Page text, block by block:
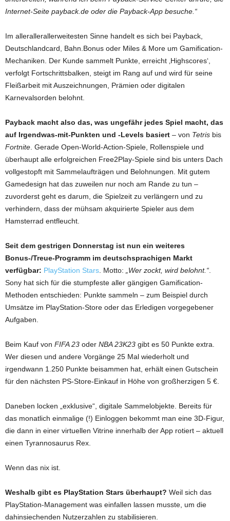
Internet-Seite payback.de oder die Payback-App besuche.“
Im allerallerallerweitesten Sinne handelt es sich bei Payback,
Deutschlandcard, Bahn.Bonus oder Miles & More um Gamification-
Mechaniken. Der Kunde sammelt Punkte, erreicht ‚Highscores‘,
verfolgt Fortschrittsbalken, steigt im Rang auf und wird für seine
Fleißarbeit mit Auszeichnungen, Prämien oder digitalen
Karnevalsorden belohnt.
Payback macht also das, was ungefähr jedes Spiel macht, das
auf Irgendwas-mit-Punkten und -Levels basiert – von Tetris bis
Fortnite . Gerade Open-World-Action-Spiele, Rollenspiele und
überhaupt alle erfolgreichen Free2Play-Spiele sind bis unters Dach
vollgestopft mit Sammelaufträgen und Belohnungen. Mit gutem
Gamedesign hat das zuweilen nur noch am Rande zu tun –
zuvorderst geht es darum, die Spielzeit zu verlängern und zu
verhindern, dass der mühsam akquirierte Spieler aus dem
Hamsterrad entfleucht.
Seit dem gestrigen Donnerstag ist nun ein weiteres
Bonus-/Treue-Programm im deutschsprachigen Markt
verfügbar: PlayStation Stars . Motto: „Wer zockt, wird belohnt.“
Sony hat sich für die stumpfeste aller gängigen Gamification-
Methoden entschieden: Punkte sammeln – zum Beispiel durch
Umsätze im PlayStation-Store oder das Erledigen vorgegebener
Aufgaben.
Beim Kauf von FIFA 23 oder NBA 23K23 gibt es 50 Punkte extra.
Wer diesen und andere Vorgänge 25 Mal wiederholt und
irgendwann 1.250 Punkte beisammen hat, erhält einen Gutschein
für den nächsten PS-Store-Einkauf in Höhe von großherzigen 5 €.
Daneben locken „exklusive“, digitale Sammelobjekte. Bereits für
das monatlich einmalige (!) Einloggen bekommt man eine 3D-Figur,
die dann in einer virtuellen Vitrine innerhalb der App rotiert – aktuell
einen Tyrannosaurus Rex.
Wenn das nix ist.
Weshalb gibt es PlayStation Stars überhaupt? Weil sich das
PlayStation-Management was einfallen lassen musste, um die
dahinsiechenden Nutzerzahlen zu stabilisieren.